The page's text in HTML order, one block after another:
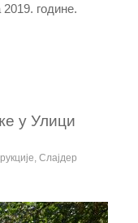
2019. године.
у Улици
, Слајдер